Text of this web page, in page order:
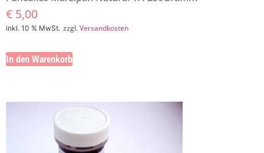
€ 5,00
inkl. 10 % MwSt. zzgl.Versandkosten
In den Warenkorb